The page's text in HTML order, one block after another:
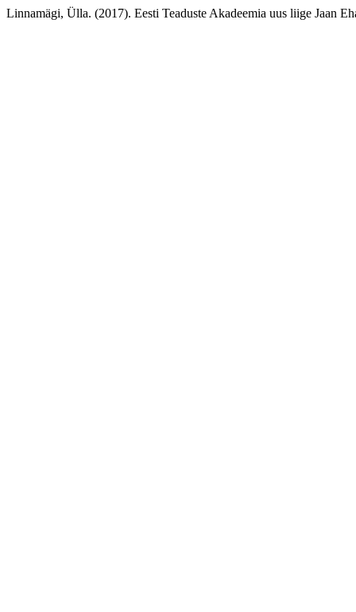
Linnamägi, Ülla. (2017). Eesti Teaduste Akadeemia uus liige Jaan